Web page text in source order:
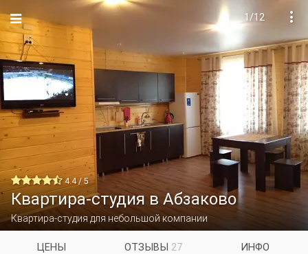

1/12
 4.4 / 5
Квартира-студия в Абзаково
Квартира-студия для небольшой компании
ЦЕНЫ ОТЗЫВЫ 27 ИНФО